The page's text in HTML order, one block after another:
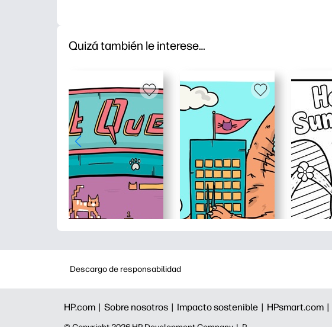
Quizá también le interese…
Descargo de responsabilidad
HP.com | Sobre nosotros | Impacto sostenible | HPsmart.com |